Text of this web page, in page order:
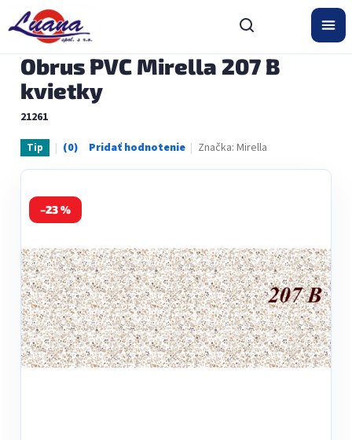
obsah
Obrus PVC Mirella 207 B
kvietky
21261
Tip
Priemerné
hodnotenie
0,0
z
Značka:Mirella
–23 %